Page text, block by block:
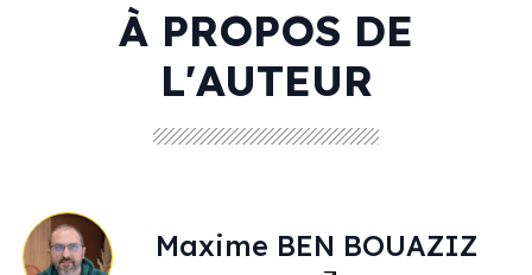
À PROPOS DE
L'AUTEUR
Maxime BEN BOUAZIZ